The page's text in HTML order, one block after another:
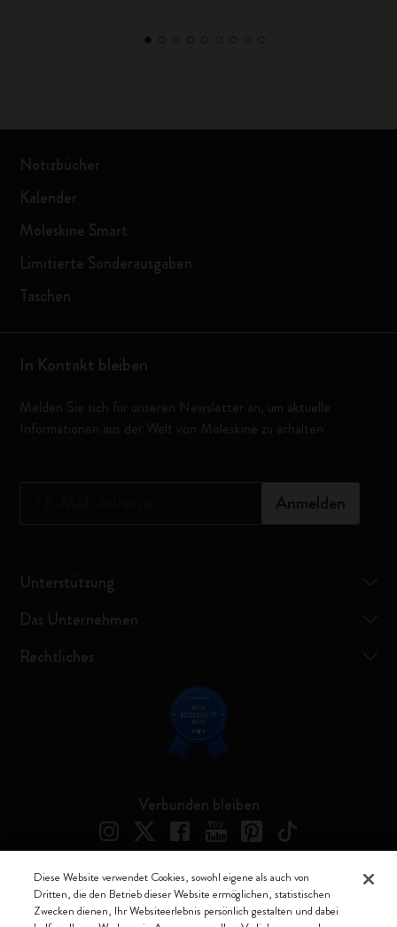
Notizbücher
Kalender
Moleskine Smart
Limitierte Sonderausgaben
Taschen
In Kontakt bleiben
Melden Sie sich für unseren Newsletter an, um aktuelle
Informationen aus der Welt von Moleskine zu erhalten
Anmelden
Unterstützung
Das Unternehmen
Rechtliches
Verbunden bleiben
Moleskine ® ist ein eingetragenes Warenzeichen von Moleskine Srl a
socio unico
Diese Website verwendet Cookies, sowohl eigene als auch von
Dritten, die den Betrieb dieser Website ermöglichen, statistischen
Zwecken dienen, Ihr Websiteerlebnis persönlich gestalten und dabei